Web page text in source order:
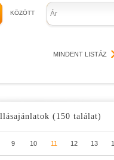
KÖZÖTT Ár
MINDENT LISTÁZ
(150 találat)
9 10 11 12 13